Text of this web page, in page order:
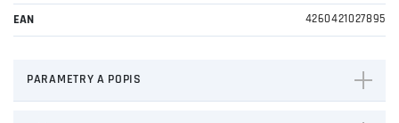
EAN 4260421027895
PARAMETRY A POPIS